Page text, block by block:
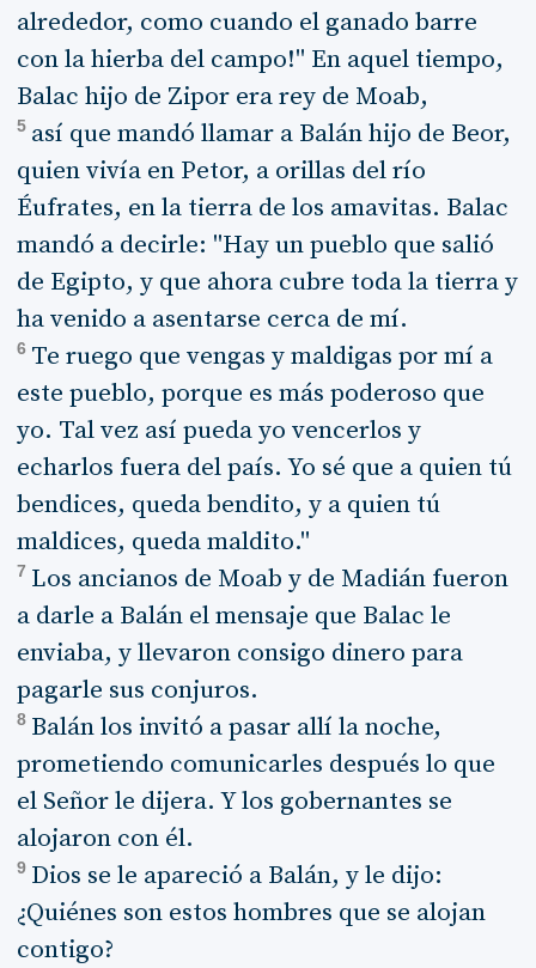
alrededor, como cuando el ganado barre
con la hierba del campo!" En aquel tiempo,
Balac hijo de Zipor era rey de Moab,
5 así que mandó llamar a Balán hijo de Beor,
quien vivía en Petor, a orillas del río
Éufrates, en la tierra de los amavitas. Balac
mandó a decirle: "Hay un pueblo que salió
de Egipto, y que ahora cubre toda la tierra y
ha venido a asentarse cerca de mí.
6 Te ruego que vengas y maldigas por mí a
este pueblo, porque es más poderoso que
yo. Tal vez así pueda yo vencerlos y
echarlos fuera del país. Yo sé que a quien tú
bendices, queda bendito, y a quien tú
maldices, queda maldito."
7 Los ancianos de Moab y de Madián fueron
a darle a Balán el mensaje que Balac le
enviaba, y llevaron consigo dinero para
pagarle sus conjuros.
8 Balán los invitó a pasar allí la noche,
prometiendo comunicarles después lo que
el Señor le dijera. Y los gobernantes se
alojaron con él.
9 Dios se le apareció a Balán, y le dijo:
¿Quiénes son estos hombres que se alojan
contigo?